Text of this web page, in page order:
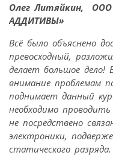
Олег Литяйкин,
АДДИТИВЫ»
Всё было объяснено
превосходный,
делает большое
внимание проблемам
поднимает данный
необходимо
не посредствено
электроники,
статического разряда.